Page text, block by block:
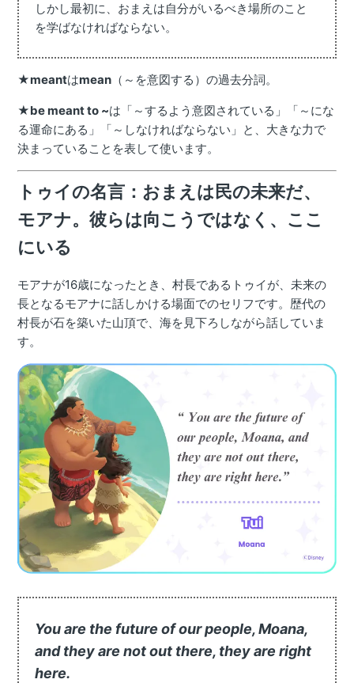
しかし最初に、おまえは自分がいるべき場所のこと
を学ばなければならない。
★meantはmean （～を意図する）の過去分詞。
★be meant to ~は「～するよう意図されている」「～にな
る運命にある」「～しなければならない」と、大きな力で
決まっていることを表して使います。
トゥイの名言：おまえは民の未来だ、
モアナ。彼らは向こうではなく、ここ
にいる
モアナが16歳になったとき、村長であるトゥイが、未来の
長となるモアナに話しかける場面でのセリフです。歴代の
村長が石を築いた山頂で、海を見下ろしながら話していま
す。
You are the future of our people, Moana,
and they are not out there, they are right
here.